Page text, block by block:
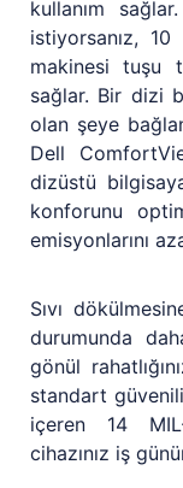
kullanım
istiyorsanız,
makinesi tuşu
sağlar. Bir dizi
olan şeye
Dell
dizüstü
konforunu
emisyonlarını
Sıvı
durumunda
gönül
standart
içeren 14
cihazınız iş